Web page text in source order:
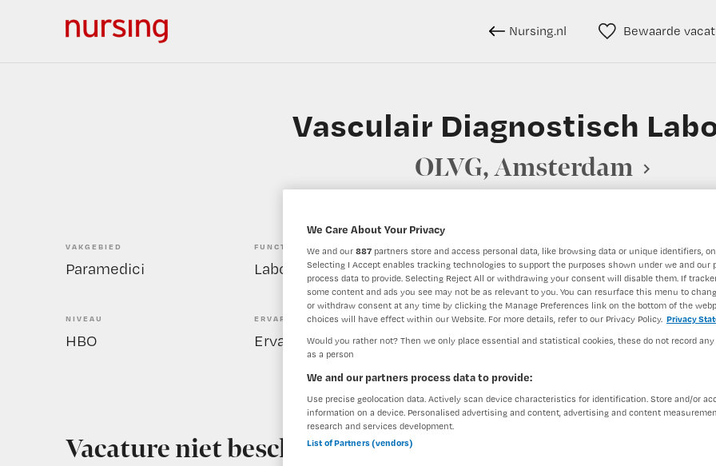
Nursing.nl Bewaarde
Vasculair Diagnostisch
OLVG, Amsterdam
VAKGEBIED
Paramedici
FUNCTIE
Laborant
BRANCHE
Ziekenhuis
AANSTELLING
NIVEAU
HBO
ERVARING
Ervaren
DIENSTVERBAND
Niet nader bepaald
Vacature niet beschikbaar
We Care About Your Privacy
We and our 887 partners store and access personal data, like browsing data or unique identifiers,
Selecting I Accept enables tracking technologies to support the purposes shown under we and our
process data to provide. Selecting Reject All or withdrawing your consent will disable them. If
some content and ads you see may not be as relevant to you. You can resurface this menu to
or withdraw consent at any time by clicking the Manage Preferences link on the bottom of the
choices will have effect within our Website. For more details, refer to our Privacy Policy. Privacy
Would you rather not? Then we only place essential and statistical cookies, these do not record
as a person
We and our partners process data to provide:
Use precise geolocation data. Actively scan device characteristics for identification. Store and/or
information on a device. Personalised advertising and content, advertising and content
research and services development.
List of Partners (vendors)